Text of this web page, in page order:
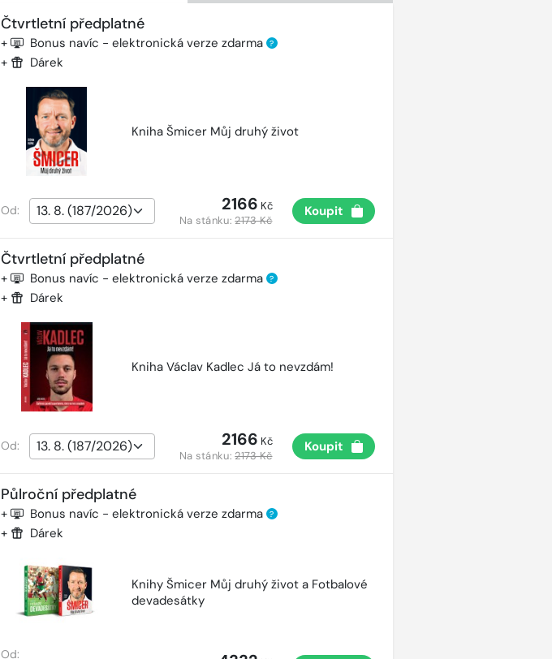
Čtvrtletní předplatné
+ Bonus navíc - elektronická verze zdarma ?
+ Dárek
Kniha Šmicer Můj druhý život
Od: 2166 Kč
Na stánku:2173 Kč
Koupit
Čtvrtletní předplatné
+ Bonus navíc - elektronická verze zdarma ?
+ Dárek
Kniha Václav Kadlec Já to nevzdám!
Od: 2166 Kč
Na stánku:2173 Kč
Koupit
Půlroční předplatné
+ Bonus navíc - elektronická verze zdarma ?
+ Dárek
Knihy Šmicer Můj druhý život a Fotbalové
devadesátky
Od: